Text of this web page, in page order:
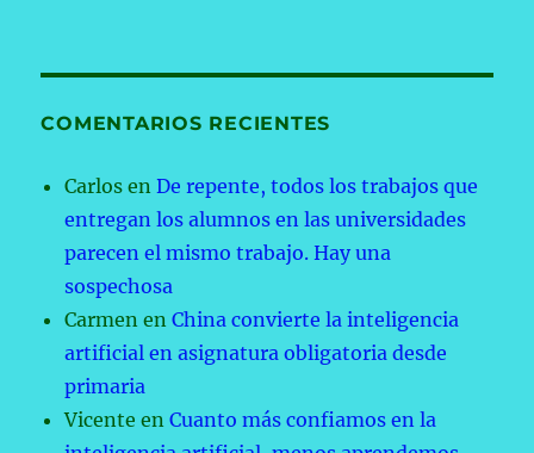
COMENTARIOS RECIENTES
Carlos enDe repente, todos los trabajos que
entregan los alumnos en las universidades
parecen el mismo trabajo. Hay una
sospechosa
Carmen enChina convierte la inteligencia
artificial en asignatura obligatoria desde
primaria
Vicente enCuanto más confiamos en la